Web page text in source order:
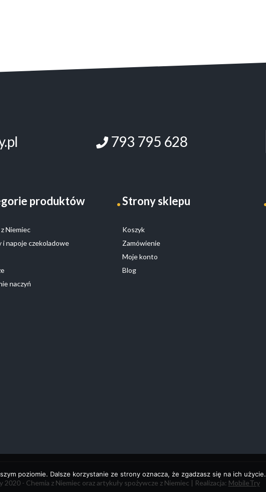
poziomie. Dalsze korzystanie ze strony oznacza, że zgadzasz się na ich użycie.
793 795 628
produktów
Niemiec
i napoje czekoladowe
naczyń
Strony sklepu
Koszyk
Zamówienie
Moje konto
Blog
2020 - Chemia z Niemiec oraz artykuły spożywcze z Niemiec | Realizacja: MobileTry